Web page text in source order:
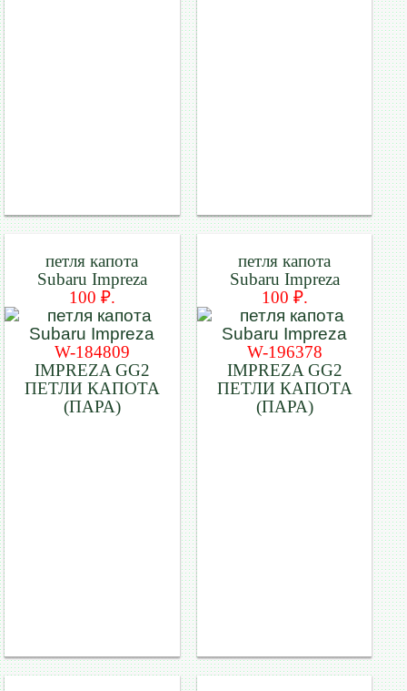
петля капота
Subaru Impreza
100 ₽.
W-184809
IMPREZA GG2
ПЕТЛИ КАПОТА
(ПАРА)
петля капота
Subaru Impreza
100 ₽.
W-196378
IMPREZA GG2
ПЕТЛИ КАПОТА
(ПАРА)